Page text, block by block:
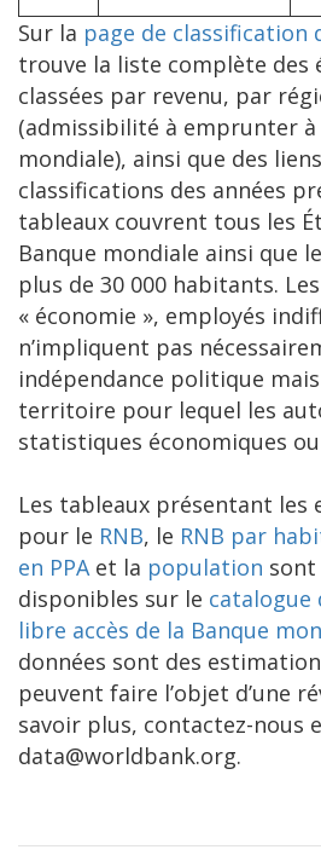
Sur la page de classification
trouve la liste complète des
classées par revenu, par
(admissibilité à emprunter à
mondiale), ainsi que des
classifications des années
tableaux couvrent tous les
Banque mondiale ainsi que
plus de 30 000 habitants.
« économie », employés
n’impliquent pas
indépendance politique
territoire pour lequel les
statistiques économiques
Les tableaux présentant les
pour le RNB, le RNB par
en PPAet la population sont
disponibles sur le catalogue
libre accès de la Banque
données sont des
peuvent faire l’objet d’une
savoir plus, contactez-nous
data@worldbank.org.